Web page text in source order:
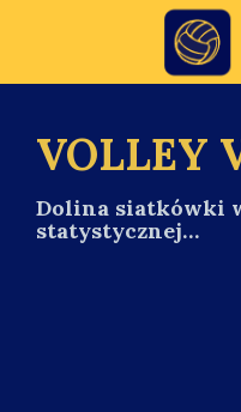
p
VOLLEY
Dolina siatkówki
statystycznej…